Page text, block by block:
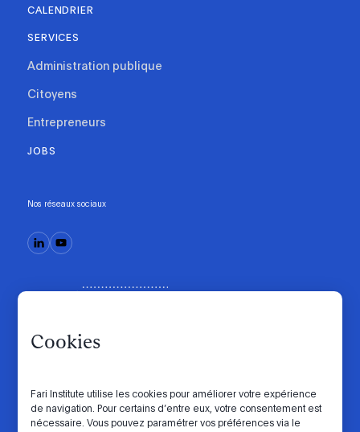
Cookies
Fari Institute utilise les cookies pour améliorer votre expérience
de navigation. Pour certains d’entre eux, votre consentement est
nécessaire. Vous pouvez paramétrer vos préférences via le
CALENDRIER
SERVICES
Administration publique
Citoyens
Entrepreneurs
JOBS
Nos réseaux sociaux
Code de conduite Manifesto Intranet